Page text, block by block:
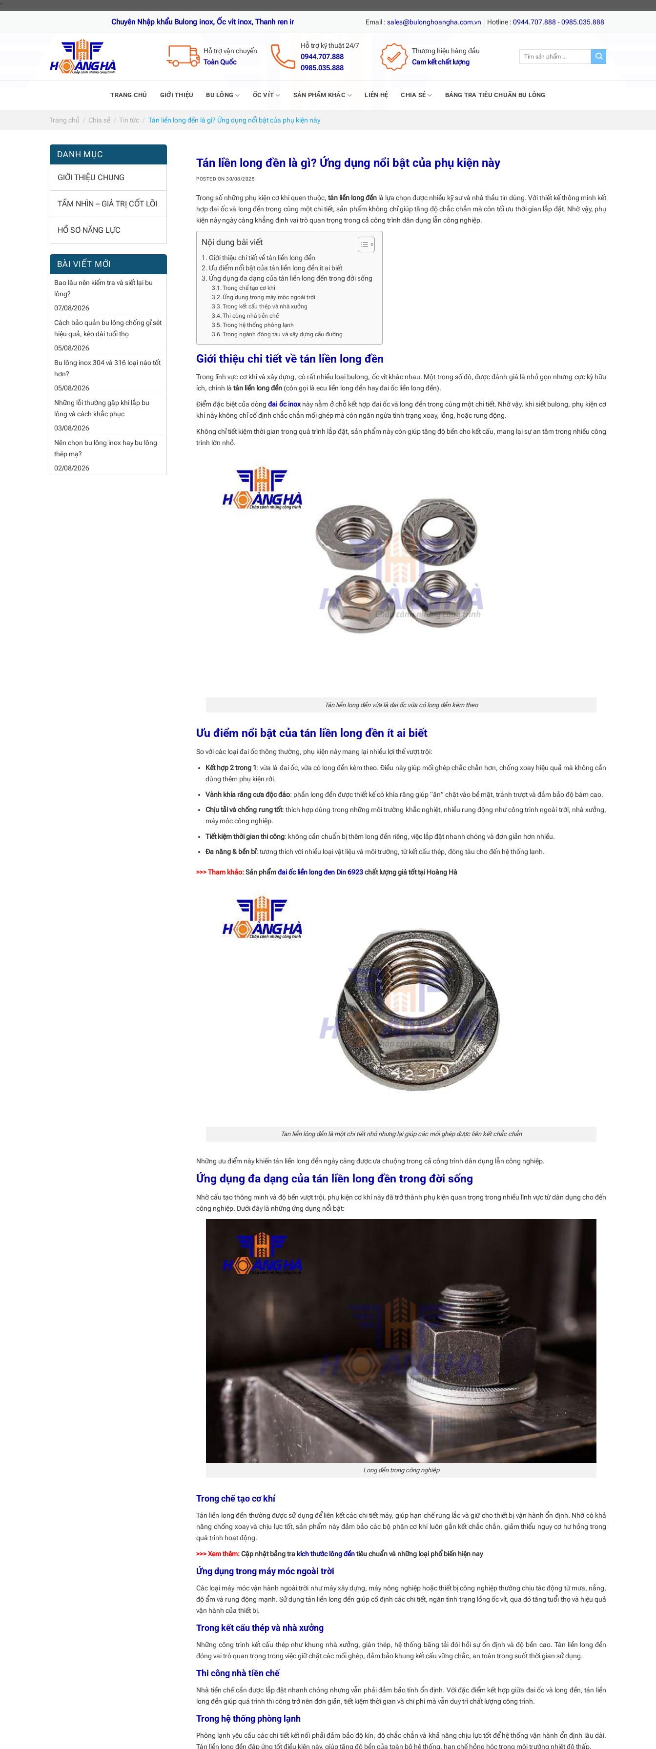
"
Chuyên Nhập khẩu Bulong inox, Ốc vít inox, Thanh ren inox, Nở đạn inox, Tắc kê nở inox, Vít tự khoan inox, Vít trí, Vít gỗ, Giá tốt nhất, Chất lượng hàng đầu!
Email : sales@bulonghoangha.com.vn Hotline : 0944.707.888-0985.035.888
Hỗ trợ vận chuyển
Toàn Quốc
Hỗ trợ kỹ thuật 24/7
0944.707.888
0985.035.888
Thương hiệu hàng đầu
Cam kết chất lượng
Tìm
TRANG CHỦ GIỚI THIỆU BU LÔNG ỐC VÍT SẢN PHẨM KHÁC LIÊN HỆ CHIA SẺ BẢNG TRA TIÊU CHUẨN BU LÔNG
Trang chủ / Chia sẻ / Tin tức / Tán liền long đền là gì? Ứng dụng nổi bật của phụ kiện này
DANH MỤC
GIỚI THIỆU CHUNG
TẦM NHÌN – GIÁ TRỊ CỐT LÕI
HỒ SƠ NĂNG LỰC
BÀI VIẾT MỚI
Bao lâu nên kiểm tra và siết lại bu
lông?
07/08/2026
Cách bảo quản bu lông chống gỉ sét
hiệu quả, kéo dài tuổi thọ
05/08/2026
Bu lông inox 304 và 316 loại nào tốt
hơn?
05/08/2026
Những lỗi thường gặp khi lắp bu
lông và cách khắc phục
03/08/2026
Nên chọn bu lông inox hay bu lông
thép mạ?
02/08/2026
Tán liền long đền là gì? Ứng dụng nổi bật của phụ kiện này
POSTED ON30/08/2025
Trong số những phụ kiện cơ khí quen thuộc, tán liền long đền là lựa chọn được nhiều kỹ sư và nhà thầu tin dùng. Với thiết kế thông minh kết
hợp đai ốc và long đền trong cùng một chi tiết, sản phẩm không chỉ giúp tăng độ chắc chắn mà còn tối ưu thời gian lắp đặt. Nhờ vậy, phụ
kiện này ngày càng khẳng định vai trò quan trọng trong cả công trình dân dụng lẫn công nghiệp.
Nội dung bài viết
Giới thiệu chi tiết về tán liền long đền
Ưu điểm nổi bật của tán liền long đền ít ai biết
Ứng dụng đa dạng của tán liền long đền trong đời sống
Trong chế tạo cơ khí
Ứng dụng trong máy móc ngoài trời
Trong kết cấu thép và nhà xưởng
Thi công nhà tiền chế
Trong hệ thống phòng lạnh
Trong ngành đóng tàu và xây dựng cầu đường
Giới thiệu chi tiết về tán liền long đền
Trong lĩnh vực cơ khí và xây dựng, có rất nhiều loại bulong, ốc vít khác nhau. Một trong số đó, được đánh giá là nhỏ gọn nhưng cực kỳ hữu
ích, chính là tán liền long đền(còn gọi là ecu liền long đền hay đai ốc liền long đền).
Điểm đặc biệt của dòngđai ốc inoxnày nằm ở chỗ kết hợp đai ốc và long đền trong cùng một chi tiết. Nhờ vậy, khi siết bulong, phụ kiện cơ
khí này không chỉ cố định chắc chắn mối ghép mà còn ngăn ngừa tình trạng xoay, lỏng, hoặc rung động.
Không chỉ tiết kiệm thời gian trong quá trình lắp đặt, sản phẩm này còn giúp tăng độ bền cho kết cấu, mang lại sự an tâm trong nhiều công
trình lớn nhỏ.
Tán liền long đền vừa là đai ốc vừa có long đền kèm theo
Ưu điểm nổi bật của tán liền long đền ít ai biết
So với các loại đai ốc thông thường, phụ kiện này mang lại nhiều lợi thế vượt trội:
Kết hợp 2 trong 1: vừa là đai ốc, vừa có long đền kèm theo. Điều này giúp mối ghép chắc chắn hơn, chống xoay hiệu quả mà không cần
dùng thêm phụ kiện rời.
Vành khía răng cưa độc đáo: phần long đền được thiết kế có khía răng giúp “ăn” chặt vào bề mặt, tránh trượt và đảm bảo độ bám cao.
Chịu tải và chống rung tốt: thích hợp dùng trong những môi trường khắc nghiệt, nhiều rung động như công trình ngoài trời, nhà xưởng,
máy móc công nghiệp.
Tiết kiệm thời gian thi công: không cần chuẩn bị thêm long đền riêng, việc lắp đặt nhanh chóng và đơn giản hơn nhiều.
Đa năng & bền bỉ: tương thích với nhiều loại vật liệu và môi trường, từ kết cấu thép, đóng tàu cho đến hệ thống lạnh.
>>> Tham khảo:Sản phẩmđai ốc liền long đen Din 6923chất lượng giá tốt tại Hoàng Hà
Tan liền lòng đền là một chi tiết nhỏ nhưng lại giúp các mối ghép được liên kết chắc chắn
Những ưu điểm này khiến tán liền long đền ngày càng được ưa chuộng trong cả công trình dân dụng lẫn công nghiệp.
Ứng dụng đa dạng của tán liền long đền trong đời sống
Nhờ cấu tạo thông minh và độ bền vượt trội, phụ kiện cơ khí này đã trở thành phụ kiện quan trọng trong nhiều lĩnh vực từ dân dụng cho đến
công nghiệp. Dưới đây là những ứng dụng nổi bật:
Long đền trong công nghiệp
Trong chế tạo cơ khí
Tán liền long đền thường được sử dụng để liên kết các chi tiết máy, giúp hạn chế rung lắc và giữ cho thiết bị vận hành ổn định. Nhờ có khả
năng chống xoay và chịu lực tốt, sản phẩm này đảm bảo các bộ phận cơ khí luôn gắn kết chắc chắn, giảm thiểu nguy cơ hư hỏng trong
quá trình hoạt động.
>>> Xem thêm:Cập nhật bảng tra kích thước lông đềntiêu chuẩn và những loại phổ biến hiện nay
Ứng dụng trong máy móc ngoài trời
Các loại máy móc vận hành ngoài trời như máy xây dựng, máy nông nghiệp hoặc thiết bị công nghiệp thường chịu tác động từ mưa, nắng,
độ ẩm và rung động mạnh. Sử dụng tán liền long đền giúp cố định các chi tiết, ngăn tình trạng lỏng ốc vít, qua đó tăng tuổi thọ và hiệu quả
vận hành của thiết bị.
Trong kết cấu thép và nhà xưởng
Những công trình kết cấu thép như khung nhà xưởng, giàn thép, hệ thống băng tải đòi hỏi sự ổn định và độ bền cao. Tán liền long đền
đóng vai trò quan trọng trong việc giữ chặt các mối ghép, đảm bảo khung kết cấu vững chắc, an toàn trong suốt thời gian sử dụng.
Thi công nhà tiền chế
Nhà tiền chế cần được lắp đặt nhanh chóng nhưng vẫn phải đảm bảo tính ổn định. Với đặc điểm kết hợp giữa đai ốc và long đền, tán liền
long đền giúp quá trình thi công trở nên đơn giản, tiết kiệm thời gian và chi phí mà vẫn duy trì chất lượng công trình.
Trong hệ thống phòng lạnh
Phòng lạnh yêu cầu các chi tiết kết nối phải đảm bảo độ kín, độ chắc chắn và khả năng chịu lực tốt để hệ thống vận hành ổn định lâu dài.
Tán liền long đền đáp ứng tốt điều kiện này, giúp tăng độ bền của toàn bộ hệ thống, hạn chế hỏng hóc trong môi trường nhiệt độ thấp.